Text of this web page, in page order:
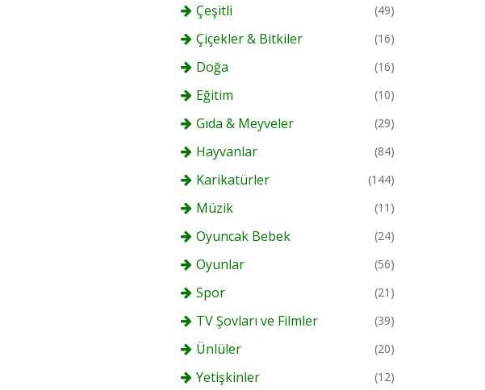
Çeşitli (49)
Çiçekler & Bitkiler (16)
Doğa (16)
Eğitim (10)
Gıda & Meyveler (29)
Hayvanlar (84)
Karikatürler (144)
Müzik (11)
Oyuncak Bebek (24)
Oyunlar (56)
Spor (21)
TV Şovları ve Filmler (39)
Ünlüler (20)
Yetişkinler (12)